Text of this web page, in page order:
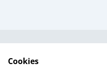
Cookies